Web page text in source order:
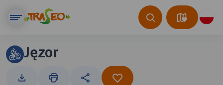
Jęzor